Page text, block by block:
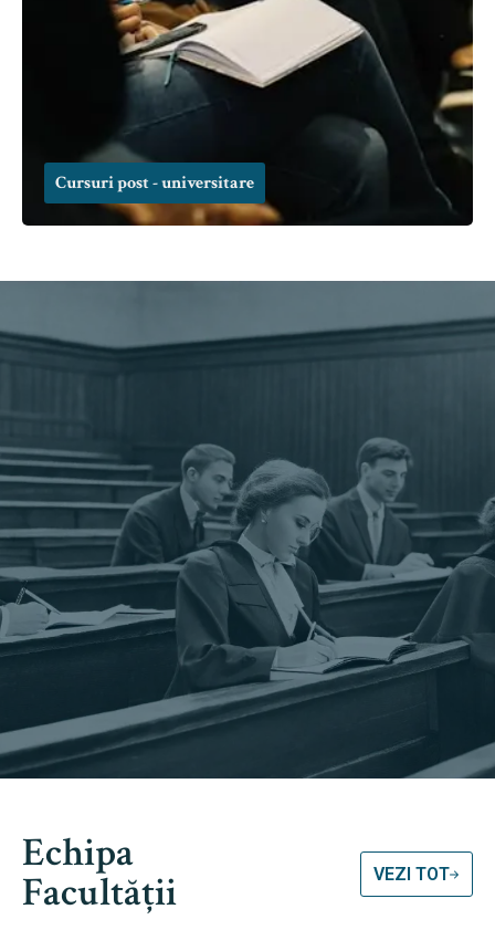
Cursuri post - universitare
Echipa
Facultății VEZI TOT